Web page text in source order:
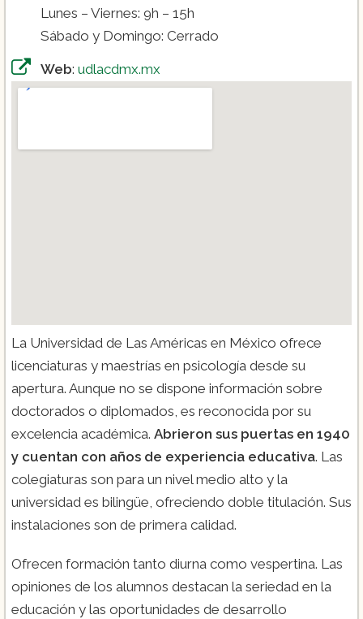
Lunes – Viernes: 9h – 15h
Sábado y Domingo: Cerrado
Web: udlacdmx.mx
La Universidad de Las Américas en México ofrece
licenciaturas y maestrías en psicología desde su
apertura. Aunque no se dispone información sobre
doctorados o diplomados, es reconocida por su
excelencia académica. Abrieron sus puertas en 1940
y cuentan con años de experiencia educativa. Las
colegiaturas son para un nivel medio alto y la
universidad es bilingüe, ofreciendo doble titulación. Sus
instalaciones son de primera calidad.
Ofrecen formación tanto diurna como vespertina. Las
opiniones de los alumnos destacan la seriedad en la
educación y las oportunidades de desarrollo